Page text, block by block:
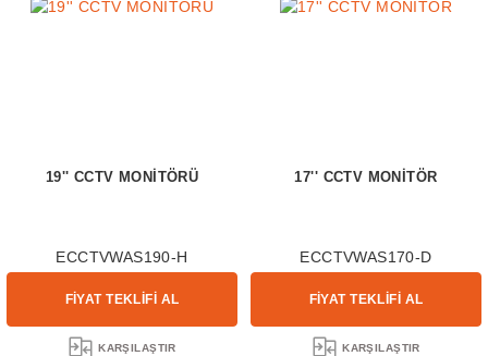
19'' CCTV MONİTÖRÜ
ECCTVWAS190-H
FİYAT TEKLİFİ AL
KARŞILAŞTIR
17'' CCTV MONİTÖR
ECCTVWAS170-D
FİYAT TEKLİFİ AL
KARŞILAŞTIR